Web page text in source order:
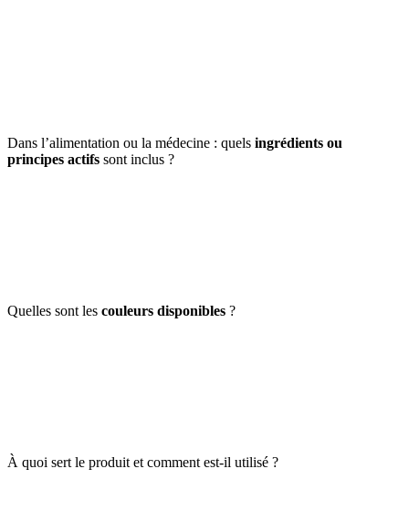
Dans l’alimentation ou la médecine : quels ingrédients ou
principes actifs sont inclus ?
Quelles sont les couleurs disponibles ?
À quoi sert le produit et comment est-il utilisé ?